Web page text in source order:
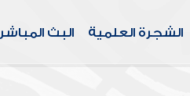
الشجرة العلمية البث المباشر